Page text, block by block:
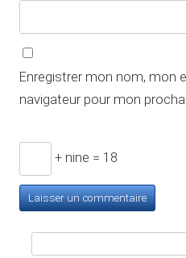
Enregistrer mon nom, mon
navigateur pour mon
+ nine = 18